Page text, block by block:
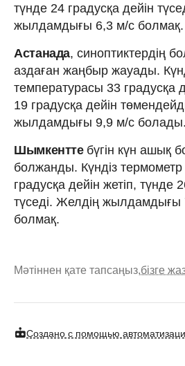
түнде 24 градусқа дейін
жылдамдығы 6,3 м/с болмақ.
Астанада, синоптиктердің
аздаған жаңбыр жауады.
температурасы 33 градусқа
19 градусқа дейін
жылдамдығы 9,9 м/с болады.
Шымкентте бүгін күн ашық
болжанды. Күндіз
градусқа дейін жетіп, түнде
түседі. Желдің жылдамдығы
болмақ.
Мәтіннен қате тапсаңыз,бізге
Создано с помощью